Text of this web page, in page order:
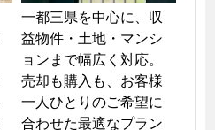
一都三県を中心に、収
益物件・土地・マンシ
ョンまで幅広く対応。
売却も購入も、お客様
一人ひとりのご希望に
合わせた最適なプラン